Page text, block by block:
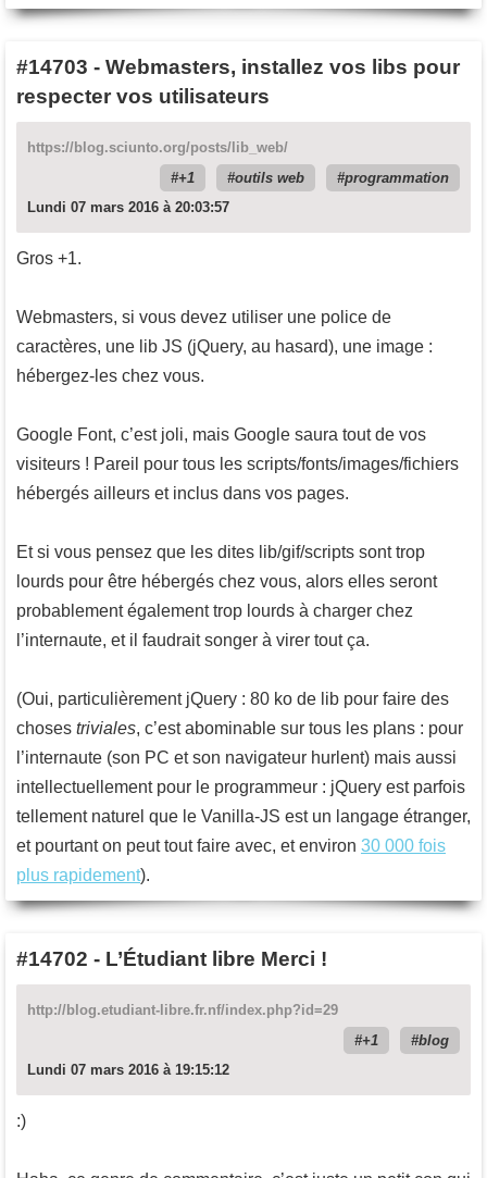
#14703 - Webmasters, installez vos libs pour
respecter vos utilisateurs
https://blog.sciunto.org/posts/lib_web/
+1
outils web
programmation
Lundi 07 mars 2016 à 20:03:57
Gros +1.
Webmasters, si vous devez utiliser une police de
caractères, une lib JS (jQuery, au hasard), une image :
hébergez-les chez vous.
Google Font, c’est joli, mais Google saura tout de vos
visiteurs ! Pareil pour tous les scripts/fonts/images/fichiers
hébergés ailleurs et inclus dans vos pages.
Et si vous pensez que les dites lib/gif/scripts sont trop
lourds pour être hébergés chez vous, alors elles seront
probablement également trop lourds à charger chez
l’internaute, et il faudrait songer à virer tout ça.
(Oui, particulièrement jQuery : 80 ko de lib pour faire des
choses triviales, c’est abominable sur tous les plans : pour
l’internaute (son PC et son navigateur hurlent) mais aussi
intellectuellement pour le programmeur : jQuery est parfois
tellement naturel que le Vanilla-JS est un langage étranger,
et pourtant on peut tout faire avec, et environ 30 000 fois
plus rapidement).
#14702 - L’Étudiant libre Merci !
http://blog.etudiant-libre.fr.nf/index.php?id=29
+1
blog
Lundi 07 mars 2016 à 19:15:12
:)